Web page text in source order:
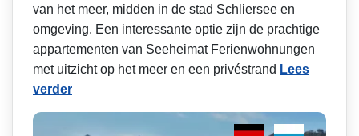
van het meer, midden in de stad Schliersee en
omgeving. Een interessante optie zijn de prachtige
appartementen van Seeheimat Ferienwohnungen
met uitzicht op het meer en een privéstrand Lees
verder